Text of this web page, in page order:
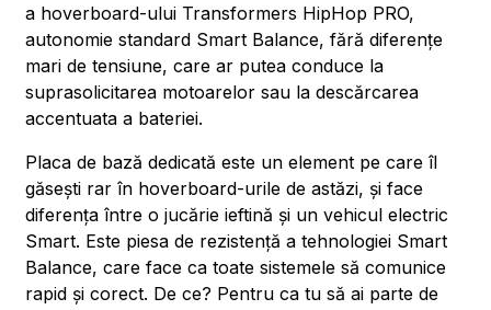
a hoverboard-ului Transformers HipHop PRO,
autonomie standard Smart Balance, fără diferențe
mari de tensiune, care ar putea conduce la
suprasolicitarea motoarelor sau la descărcarea
accentuata a bateriei.
Placa de bază dedicată este un element pe care îl
găsești rar în hoverboard-urile de astăzi, și face
diferența între o jucărie ieftină și un vehicul electric
Smart. Este piesa de rezistență a tehnologiei Smart
Balance, care face ca toate sistemele să comunice
rapid și corect. De ce? Pentru ca tu să ai parte de